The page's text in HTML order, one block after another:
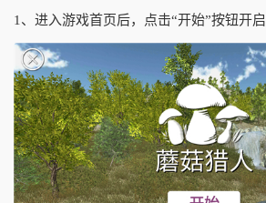
1、进入游戏首页后，点击“开始”按钮开